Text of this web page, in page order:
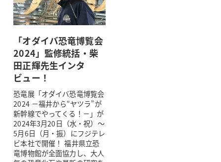
「オダイバ恐竜博覧会
2024」監修統括・柴
田正輝先生インタ
ビュー！
恐竜展「オダイバ恐竜博覧会
2024 －福井から“ヤツラ”が
新幹線でやってくる！－」が
2024年3月20日（水・祝）～
5月6日（月・振）にフジテレ
ビ本社で開催！ 福井県立恐
竜博物館が全面協力し、大人